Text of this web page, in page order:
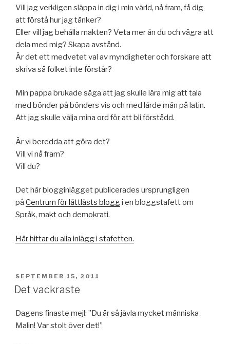
Vill jag verkligen släppa in dig i min värld, nå fram, få dig
att förstå hur jag tänker?
Eller vill jag behålla makten? Veta mer än du och vägra att
dela med mig? Skapa avstånd.
Är det ett medvetet val av myndigheter och forskare att
skriva så folket inte förstår?
Min pappa brukade säga att jag skulle lära mig att tala
med bönder på bönders vis och med lärde män på latin.
Att jag skulle välja mina ord för att bli förstådd.
Är vi beredda att göra det?
Vill vi nå fram?
Vill du?
Det här blogginlägget publicerades ursprungligen
på Centrum för lättlästs bloggi en bloggstafett om
Språk, makt och demokrati.
Här hittar du alla inlägg i stafetten.
PUBLICERAT
SEPTEMBER 15, 2011
Det vackraste
Dagens finaste mejl: ”Du är så jävla mycket människa
Malin! Var stolt över det!”